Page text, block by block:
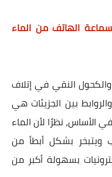
الهاتف من الماء
النقي في إتلاف
بين الجزيئات هي
الأساس، نظرًا لأن الماء
ويتبخر بشكل أبطأ من
بسهولة أكبر من